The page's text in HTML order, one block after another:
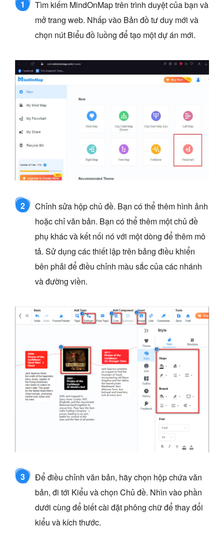
1
Tìm kiếm MindOnMap trên trình duyệt của bạn và
mở trang web. Nhấp vào Bản đồ tư duy mới và
chọn nút Biểu đồ luồng để tạo một dự án mới.
2
Chỉnh sửa hộp chủ đề. Bạn có thể thêm hình ảnh
hoặc chỉ văn bản. Bạn có thể thêm một chủ đề
phụ khác và kết nối nó với một dòng để thêm mô
tả. Sử dụng các thiết lập trên bảng điều khiển
bên phải để điều chỉnh màu sắc của các nhánh
và đường viền.
3
Để điều chỉnh văn bản, hãy chọn hộp chứa văn
bản, đi tới Kiểu và chọn Chủ đề. Nhìn vào phần
dưới cùng để biết cài đặt phông chữ để thay đổi
kiểu và kích thước.